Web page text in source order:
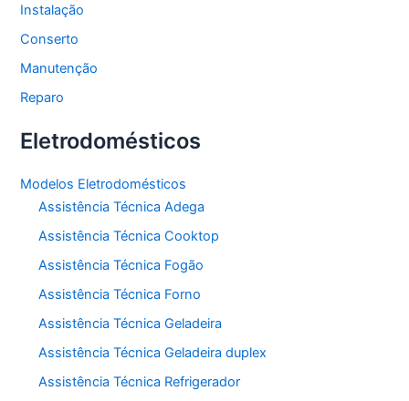
Instalação
Conserto
Manutenção
Reparo
Eletrodomésticos
Modelos Eletrodomésticos
Assistência Técnica Adega
Assistência Técnica Cooktop
Assistência Técnica Fogão
Assistência Técnica Forno
Assistência Técnica Geladeira
Assistência Técnica Geladeira duplex
Assistência Técnica Refrigerador